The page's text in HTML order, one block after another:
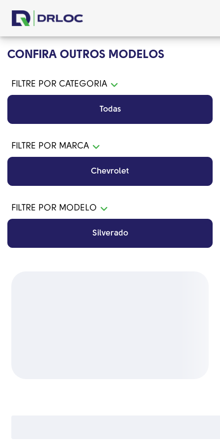
CONFIRA OUTROS MODELOS
FILTRE POR CATEGORIA
Todas
FILTRE POR MARCA
Chevrolet
FILTRE POR MODELO
Silverado